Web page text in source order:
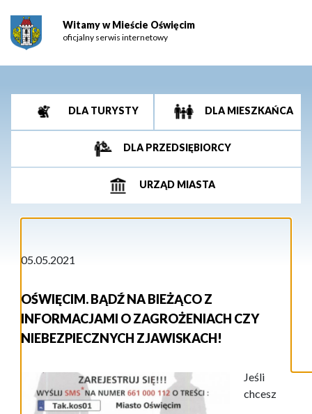
Witamy w Mieście Oświęcim
oficjalny serwis internetowy
DLA TURYSTY DLA MIESZKAŃCA
DLA PRZEDSIĘBIORCY
URZĄD MIASTA
05.05.2021
OŚWIĘCIM. BĄDŹ NA BIEŻĄCO Z
INFORMACJAMI O ZAGROŻENIACH CZY
NIEBEZPIECZNYCH ZJAWISKACH!
Jeśli
chcesz